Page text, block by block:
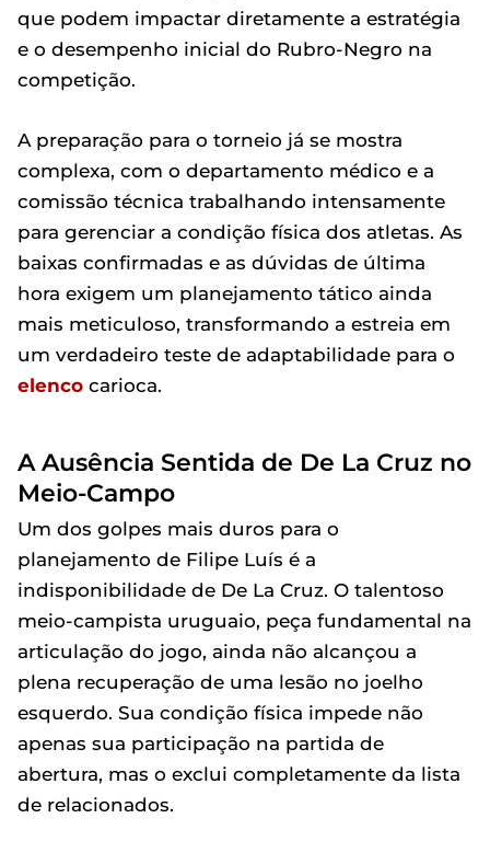
que podem impactar diretamente a estratégia
e o desempenho inicial do Rubro-Negro na
competição.
A preparação para o torneio já se mostra
complexa, com o departamento médico e a
comissão técnica trabalhando intensamente
para gerenciar a condição física dos atletas. As
baixas confirmadas e as dúvidas de última
hora exigem um planejamento tático ainda
mais meticuloso, transformando a estreia em
um verdadeiro teste de adaptabilidade para o
elenco carioca.
A Ausência Sentida de De La Cruz no
Meio-Campo
Um dos golpes mais duros para o
planejamento de Filipe Luís é a
indisponibilidade de De La Cruz. O talentoso
meio-campista uruguaio, peça fundamental na
articulação do jogo, ainda não alcançou a
plena recuperação de uma lesão no joelho
esquerdo. Sua condição física impede não
apenas sua participação na partida de
abertura, mas o exclui completamente da lista
de relacionados.